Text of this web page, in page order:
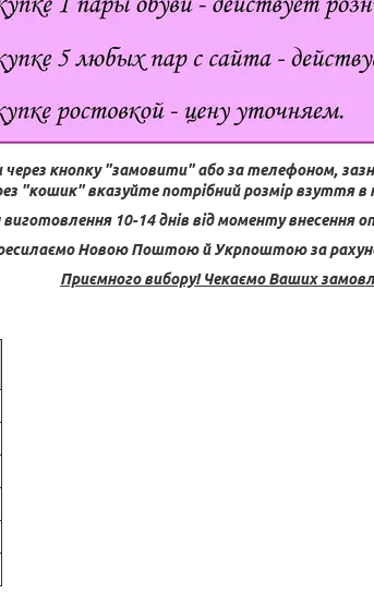
кнопку "замовити" або за телефоном,
"кошик" вказуйте потрібний розмір взуття
виготовлення 10-14 днів від моменту внесення
Новою Поштою й Укрпоштою за
Приємного вибору! Чекаємо Ваших